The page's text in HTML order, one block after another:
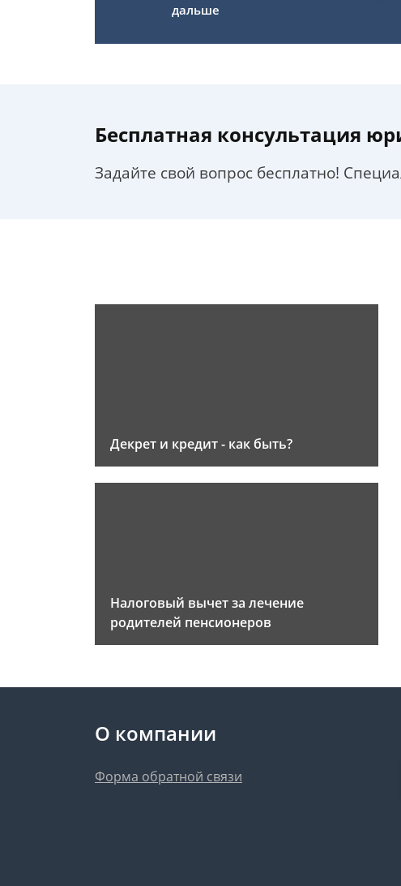
дальше
Бесплатная консультация
Задайте свой вопрос бесплатно!
Декрет и кредит - как быть?
Налоговый вычет за лечение
родителей пенсионеров
О компании
Форма обратной связи